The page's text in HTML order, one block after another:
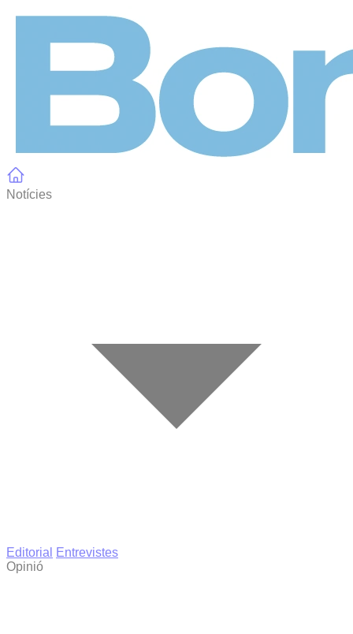
Notícies
Editorial
Entrevistes
Opinió